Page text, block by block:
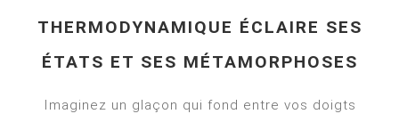
THERMODYNAMIQUE ÉCLAIRE SES
ÉTATS ET SES MÉTAMORPHOSES
Imaginez un glaçon qui fond entre vos doigts